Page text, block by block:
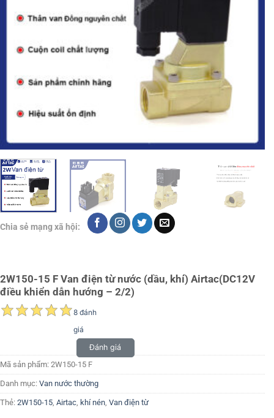
Chia sẻ mạng xã hội:
2W150-15 F Van điện từ nước (dầu, khí) Airtac(DC12V
điều khiển dẫn hướng – 2/2)
8 đánh
giá
Đánh giá
Mã sản phẩm: 2W150-15 F
Danh mục: Van nước thường
Thẻ: 2W150-15, Airtac, khí nén, Van điện từ